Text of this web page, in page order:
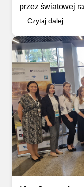
przez światowej
Czytaj dalej